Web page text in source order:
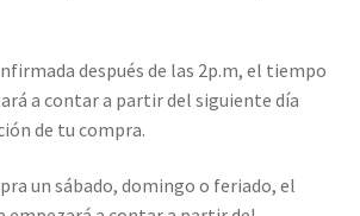
después de las 2p.m, el tiempo
a contar a partir del siguiente día
de tu compra.
un sábado, domingo o feriado, el